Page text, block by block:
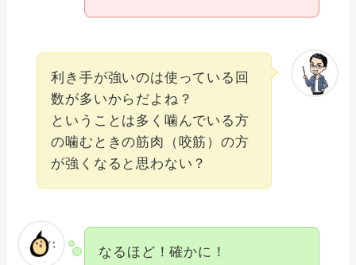
利き手が強いのは使っている回
数が多いからだよね？
ということは多く噛んでいる方
の噛むときの筋肉（咬筋）の方
が強くなると思わない？
なるほど！確かに！